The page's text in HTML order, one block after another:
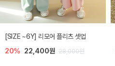
[SIZE ~6Y] 리모어 플리츠 셋업
20% 22,400원 28,000원